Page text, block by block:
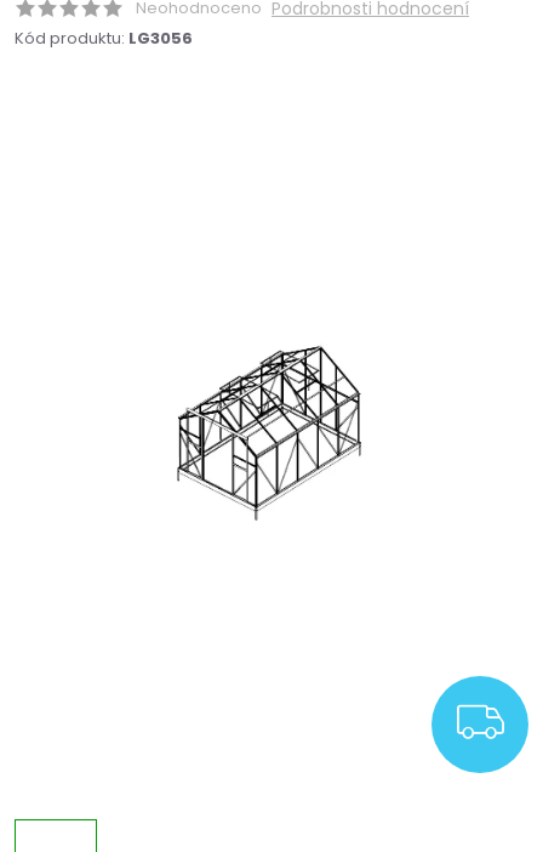
Neohodnoceno Podrobnosti hodnocení
Kód produktu: LG3056